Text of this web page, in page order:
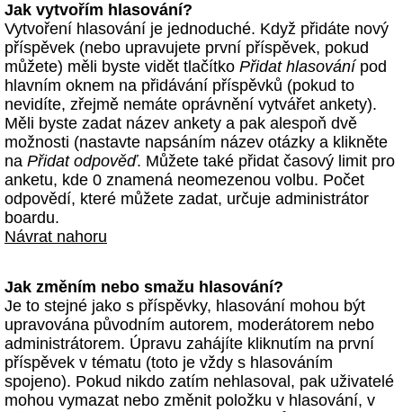
Jak vytvořím hlasování?
Vytvoření hlasování je jednoduché. Když přidáte nový
příspěvek (nebo upravujete první příspěvek, pokud
můžete) měli byste vidět tlačítko Přidat hlasovánípod
hlavním oknem na přidávání příspěvků (pokud to
nevidíte, zřejmě nemáte oprávnění vytvářet ankety).
Měli byste zadat název ankety a pak alespoň dvě
možnosti (nastavte napsáním název otázky a klikněte
na Přidat odpověď. Můžete také přidat časový limit pro
anketu, kde 0 znamená neomezenou volbu. Počet
odpovědí, které můžete zadat, určuje administrátor
boardu.
Návrat nahoru
Jak změním nebo smažu hlasování?
Je to stejné jako s příspěvky, hlasování mohou být
upravována původním autorem, moderátorem nebo
administrátorem. Úpravu zahájíte kliknutím na první
příspěvek v tématu (toto je vždy s hlasováním
spojeno). Pokud nikdo zatím nehlasoval, pak uživatelé
mohou vymazat nebo změnit položku v hlasování, v